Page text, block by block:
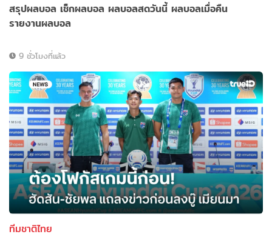
สรุปผลบอล เช็กผลบอล ผลบอลสดวันนี้ ผลบอลเมื่อคืน
รายงานผลบอล
9 ชั่วโมงที่แล้ว
ทีมชาติไทย